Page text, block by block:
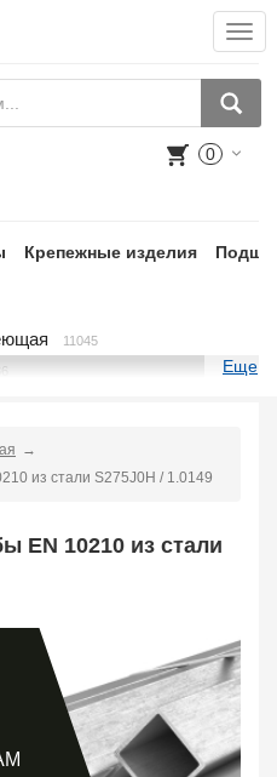
0
Крепежные изделия
11045
Еще
из стали S275J0H / 1.0149
EN 10210 из стали